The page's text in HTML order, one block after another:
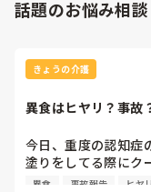
話題のお悩み相談
きょうの介護
異食はヒヤリ？事故
今日、重度の認知症
塗りをしてる際にク
ら異食しそうな雰囲
異食 事故報告 ヒヤ